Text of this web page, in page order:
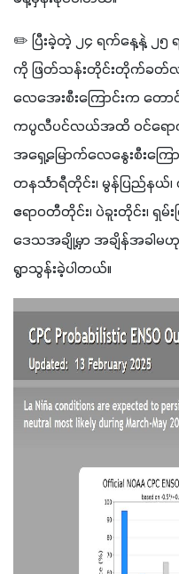
✏️ ပြီးခဲ့တဲ့ ၂၄ ရက်နေ့နဲ့ ၂၅
ကို ဖြတ်သန်းတိုင်းတိုက်ခတ်လ
လေအေးစီးကြောင်းက တေ
ကပ္ပလီပင်လယ်အထိ ဝင်ရေ
အရှေ့မြောက်လေနွေးစီးကြော
တနင်္သာရီတိုင်း၊ မွန်ပြည်နယ်
ဧရာဝတီတိုင်း၊ ပဲခူးတိုင်း၊ ရှ
ဒေသအချို့မှာ အချိန်အခ
ရွာသွန်းခဲ့ပါတယ်။